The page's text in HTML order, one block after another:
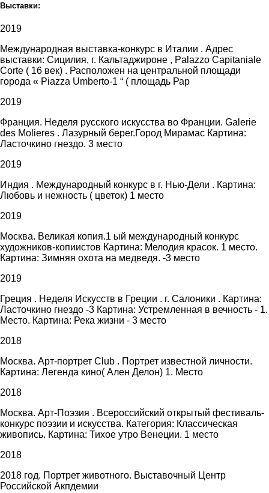
Выставки:
2019
Международная выставка-конкурс в Италии . Адрес
выставки: Сицилия, г. Кальтаджироне , Palazzo Capitaniale
Corte ( 16 век) . Расположен на центральной площади
города « Piazza Umberto-1 “ ( площадь Рар
2019
Франция. Неделя русского искусства во Франции. Galerie
des Molieres . Лазурный берег.Город Мирамас Картина:
Ласточкино гнездо. 3 место
2019
Индия . Международный конкурс в г. Нью-Дели . Картина:
Любовь и нежность ( цветок) 1 место
2019
Москва. Великая копия.1 ый международный конкурс
художников-копиистов Картина: Мелодия красок. 1 место.
Картина: Зимняя охота на медведя. -3 место
2019
Греция . Неделя Искусств в Греции . г. Салоники . Картина:
Ласточкино гнездо -3 Картина: Устремленная в вечность - 1.
Место. Картина: Река жизни - 3 место
2018
Москва. Арт-портрет Club . Портрет известной личности.
Картина: Легенда кино( Ален Делон) 1. Место
2018
Москва. Арт-Поэзия . Всероссийский открытый фестиваль-
конкурс поэзии и искусства. Категория: Классическая
живопись. Картина: Тихое утро Венеции. 1 место
2018
2018 год. Портрет животного. Выставочный Центр
Российской Акпдемии